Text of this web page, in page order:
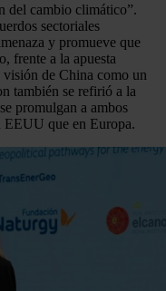
del cambio climático”.
sectoriales
y promueve que
frente a la apuesta
visión de China como un
también se refirió a la
promulgan a ambos
EEUU que en Europa.